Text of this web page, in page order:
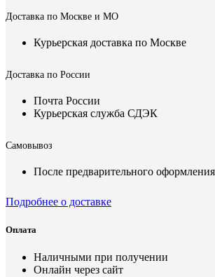
Доставка по Москве и МО
Курьерская доставка по Москве
Доставка по России
Почта России
Курьерская служба СДЭК
Самовывоз
После предварительного оформления
Подробнее о доставке
Оплата
Наличными при получении
Онлайн через сайт